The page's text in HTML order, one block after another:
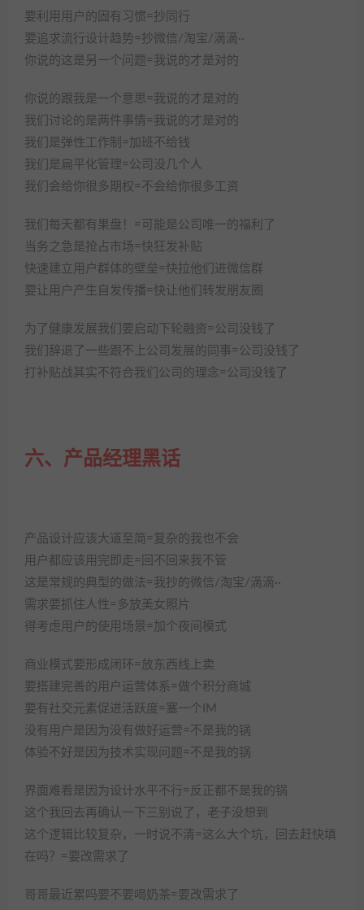
要利用用户的固有习惯=抄同行
要追求流行设计趋势=抄微信/淘宝/滴滴··
你说的这是另一个问题=我说的才是对的
你说的跟我是一个意思=我说的才是对的
我们讨论的是两件事情=我说的才是对的
我们是弹性工作制=加班不给钱
我们是扁平化管理=公司没几个人
我们会给你很多期权=不会给你很多工资
我们每天都有果盘！=可能是公司唯一的福利了
当务之急是抢占市场=快狂发补贴
快速建立用户群体的壁垒=快拉他们进微信群
要让用户产生自发传播=快让他们转发朋友圈
为了健康发展我们要启动下轮融资=公司没钱了
我们辞退了一些跟不上公司发展的同事=公司没钱了
打补贴战其实不符合我们公司的理念=公司没钱了
六、产品经理黑话
产品设计应该大道至简=复杂的我也不会
用户都应该用完即走=回不回来我不管
这是常规的典型的做法=我抄的微信/淘宝/滴滴··
需求要抓住人性=多放美女照片
得考虑用户的使用场景=加个夜间模式
商业模式要形成闭环=放东西线上卖
要搭建完善的用户运营体系=做个积分商城
要有社交元素促进活跃度=塞一个IM
没有用户是因为没有做好运营=不是我的锅
体验不好是因为技术实现问题=不是我的锅
界面难看是因为设计水平不行=反正都不是我的锅
这个我回去再确认一下三别说了，老子没想到
这个逻辑比较复杂，一时说不清=这么大个坑，回去赶快填
在吗？=要改需求了
哥哥最近累吗要不要喝奶茶=要改需求了